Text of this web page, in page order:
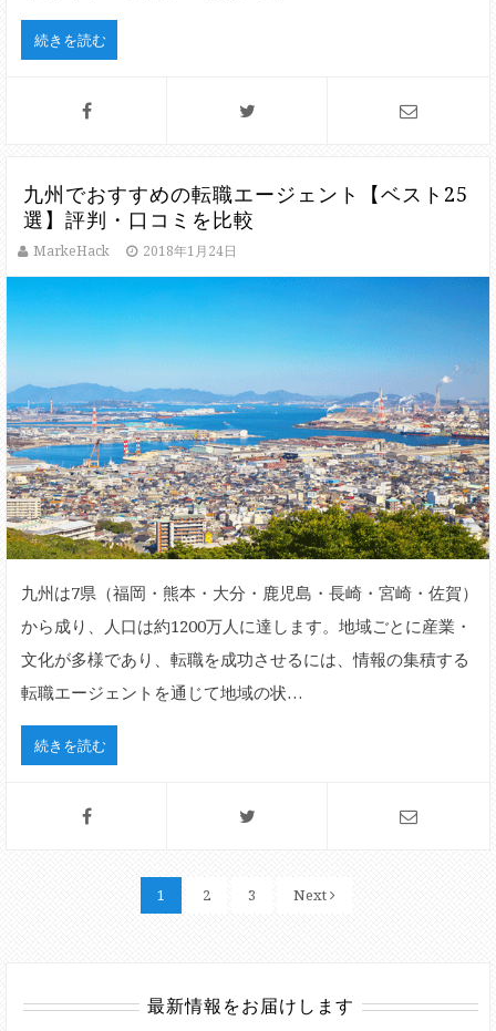
続きを読む
九州でおすすめの転職エージェント【ベスト25
選】評判・口コミを比較
MarkeHack 2018年1月24日
九州は7県（福岡・熊本・大分・鹿児島・長崎・宮崎・佐賀）
から成り、人口は約1200万人に達します。地域ごとに産業・
文化が多様であり、転職を成功させるには、情報の集積する
転職エージェントを通じて地域の状…
続きを読む
1 2 3 Next
最新情報をお届けします